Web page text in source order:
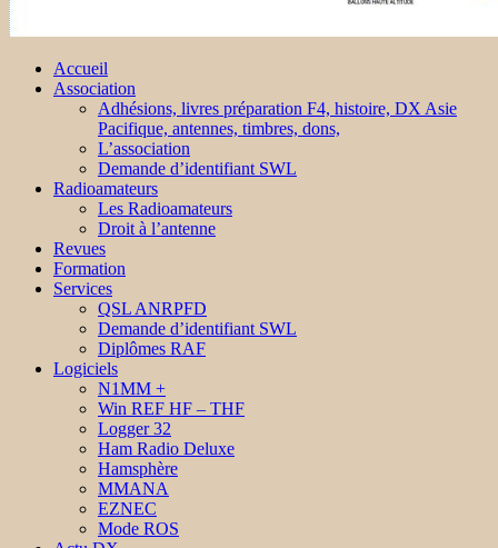
Accueil
Association
Adhésions, livres préparation F4, histoire, DX Asie
Pacifique, antennes, timbres, dons,
L’association
Demande d’identifiant SWL
Radioamateurs
Les Radioamateurs
Droit à l’antenne
Revues
Formation
Services
QSL ANRPFD
Demande d’identifiant SWL
Diplômes RAF
Logiciels
N1MM +
Win REF HF – THF
Logger 32
Ham Radio Deluxe
Hamsphère
MMANA
EZNEC
Mode ROS